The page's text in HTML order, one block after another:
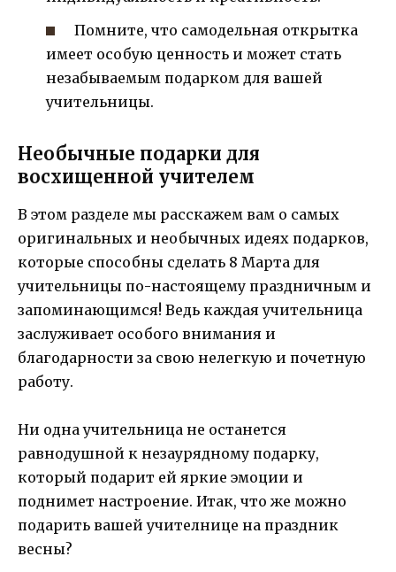
Помните, что самодельная открытка
имеет особую ценность и может стать
незабываемым подарком для вашей
учительницы.
Необычные подарки для
восхищенной учителем
В этом разделе мы расскажем вам о самых
оригинальных и необычных идеях подарков,
которые способны сделать 8 Марта для
учительницы по-настоящему праздничным и
запоминающимся! Ведь каждая учительница
заслуживает особого внимания и
благодарности за свою нелегкую и почетную
работу.
Ни одна учительница не останется
равнодушной к незаурядному подарку,
который подарит ей яркие эмоции и
поднимет настроение. Итак, что же можно
подарить вашей учителнице на праздник
весны?